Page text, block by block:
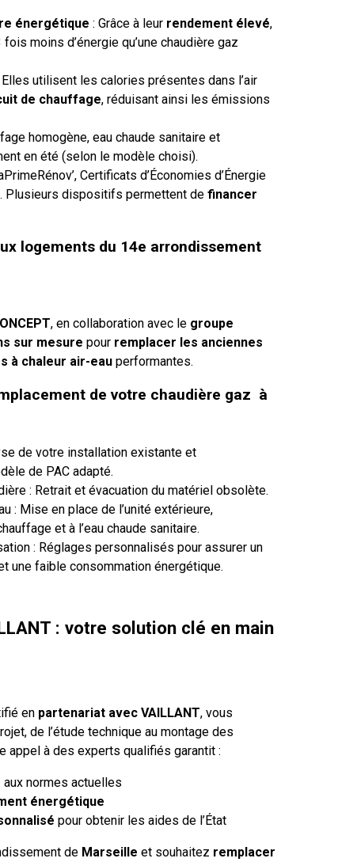
énergétique : Grâce à leur rendement élevé,
moins d’énergie qu’une chaudière gaz
Elles utilisent les calories présentes dans l’air
de chauffage, réduisant ainsi les émissions
homogène, eau chaude sanitaire et
en été (selon le modèle choisi).
Certificats d’Économies d’Énergie
Plusieurs dispositifs permettent de financer
logements du 14e arrondissement
, en collaboration avec le groupe
sur mesure pour remplacer les anciennes
à chaleur air-eau performantes.
de votre chaudière gaz à
de votre installation existante et
de PAC adapté.
: Retrait et évacuation du matériel obsolète.
: Mise en place de l’unité extérieure,
et à l’eau chaude sanitaire.
: Réglages personnalisés pour assurer un
une faible consommation énergétique.
: votre solution clé en main
en partenariat avec VAILLANT, vous
de l’étude technique au montage des
appel à des experts qualifiés garantit :
aux normes actuelles
énergétique
pour obtenir les aides de l’État
de Marseille et souhaitez remplacer